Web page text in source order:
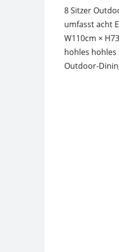
8 Sitzer
umfasst acht
W110cm ×
hohles
Outdoor-